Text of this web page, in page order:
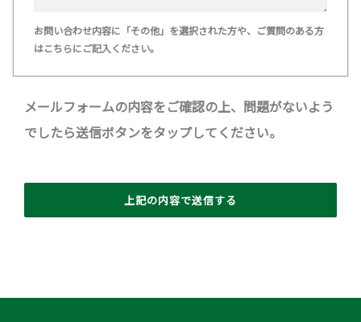
お問い合わせ内容に「その他」を選択された方や、ご質問のある方
はこちらにご記入ください。
メールフォームの内容をご確認の上、問題がないよう
でしたら送信ボタンをタップしてください。